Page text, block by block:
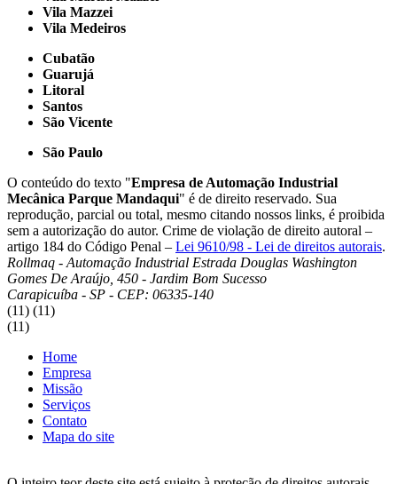
Vila Mazzei
Vila Medeiros
Cubatão
Guarujá
Litoral
Santos
São Vicente
São Paulo
O conteúdo do texto "Empresa de Automação Industrial
Mecânica Parque Mandaqui" é de direito reservado. Sua
reprodução, parcial ou total, mesmo citando nossos links, é proibida
sem a autorização do autor. Crime de violação de direito autoral –
artigo 184 do Código Penal – Lei 9610/98 - Lei de direitos autorais.
Rollmaq - Automação Industrial Estrada Douglas Washington
Gomes De Araújo, 450 - Jardim Bom Sucesso
Carapicuíba - SP - CEP: 06335-140
(11) (11)
(11)
Home
Empresa
Missão
Serviços
Contato
Mapa do site